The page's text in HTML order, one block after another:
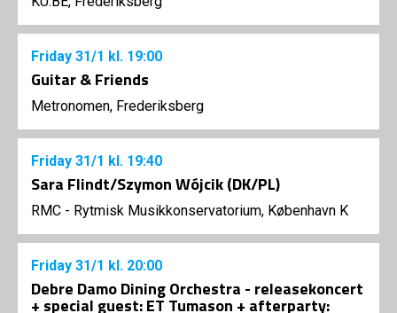
Friday 31/1 kl. 19:00
Guitar & Friends
Metronomen, Frederiksberg
Friday 31/1 kl. 19:40
Sara Flindt/Szymon Wójcik (DK/PL)
RMC - Rytmisk Musikkonservatorium, København K
Friday 31/1 kl. 20:00
Debre Damo Dining Orchestra - releasekoncert
+ special guest: ET Tumason + afterparty: